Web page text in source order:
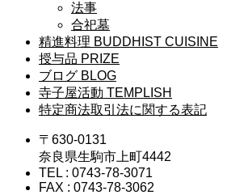
法事
合祀墓
精進料理 BUDDHIST CUISINE
授与品 PRIZE
ブログ BLOG
寺子屋活動 TEMPLISH
特定商法取引法に関する表記
〒630-0131
奈良県生駒市上町4442
TEL : 0743-78-3071
FAX : 0743-78-3062